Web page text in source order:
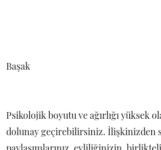
Başak
Psikolojik boyutu ve ağırlığı yüksek
dolunay geçirebilirsiniz. İlişkinizden